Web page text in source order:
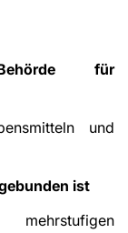
für
und
ist